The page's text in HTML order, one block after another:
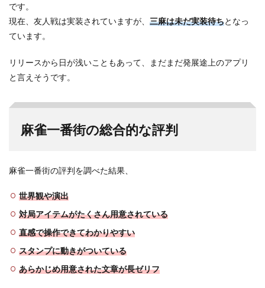
です。
現在、友人戦は実装されていますが、 三麻は未だ実装待ちとなっ
ています。
リリースから日が浅いこともあって、まだまだ発展途上のアプリ
と言えそうです。
麻雀一番街の総合的な評判
麻雀一番街の評判を調べた結果、
世界観や演出
対局アイテムがたくさん用意されている
直感で操作できてわかりやすい
スタンプに動きがついている
あらかじめ用意された文章が長ゼリフ